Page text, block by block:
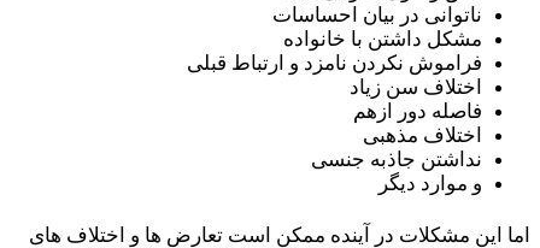
ناتوانی در بیان احساسات
مشکل داشتن با خانواده
فراموش نکردن نامزد و ارتباط قبلی
اختلاف سن زیاد
فاصله دور ازهم
اختلاف مذهبی
نداشتن جاذبه جنسی
و موارد دیگر
اما این مشکلات در آینده ممکن است تعارض ها و اختلاف های